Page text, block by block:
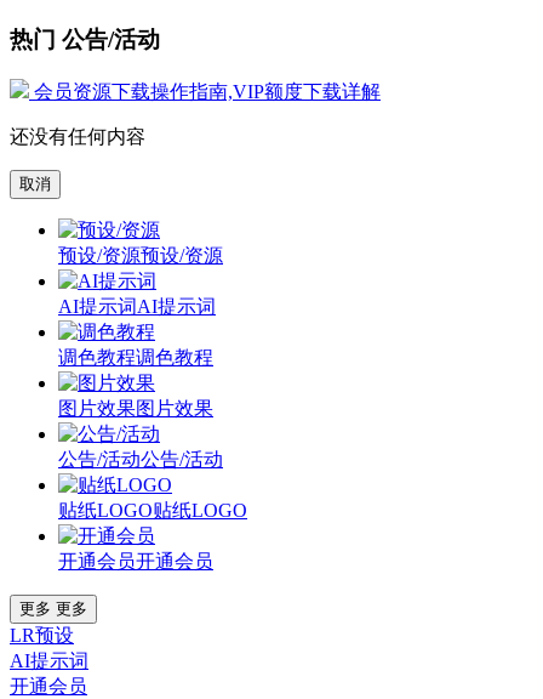
热门 公告/活动
会员资源下载操作指南,VIP额度下载详解
还没有任何内容
取消
预设/资源预设/资源
AI提示词AI提示词
调色教程调色教程
图片效果图片效果
公告/活动公告/活动
贴纸LOGO贴纸LOGO
开通会员开通会员
更多 更多
LR预设
AI提示词
开通会员